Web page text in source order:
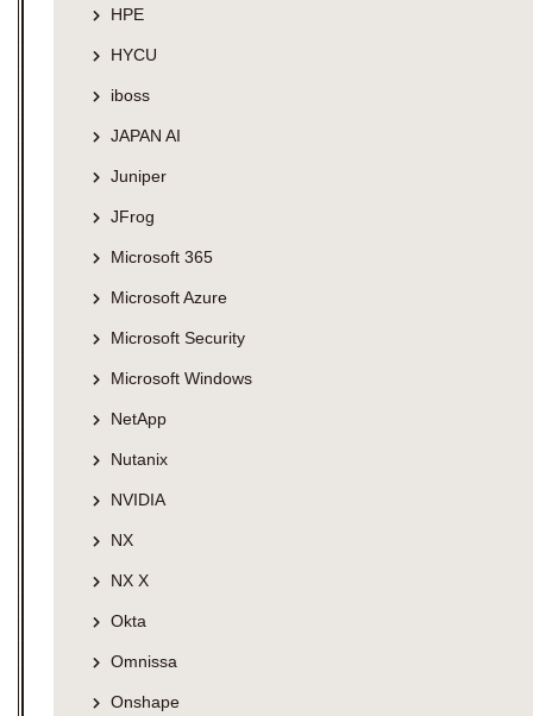
HPE
HYCU
iboss
JAPAN AI
Juniper
JFrog
Microsoft 365
Microsoft Azure
Microsoft Security
Microsoft Windows
NetApp
Nutanix
NVIDIA
NX
NX X
Okta
Omnissa
Onshape